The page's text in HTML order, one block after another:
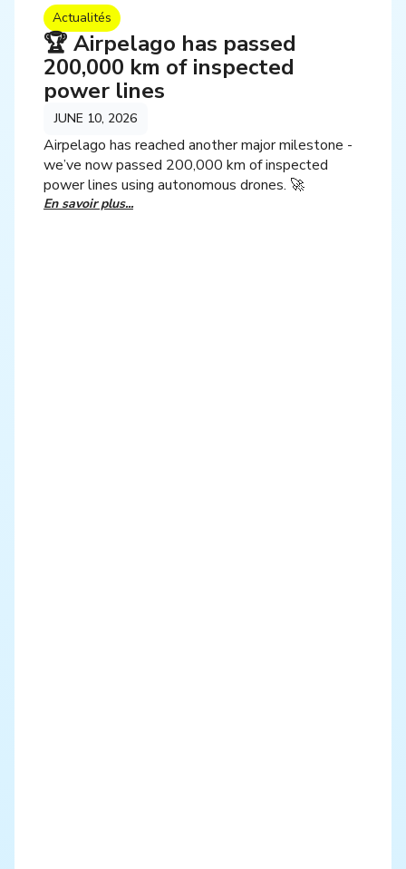
Actualités
🏆 Airpelago has passed
200,000 km of inspected
power lines
JUNE 10, 2026
Airpelago has reached another major milestone -
we’ve now passed 200,000 km of inspected
power lines using autonomous drones. 🚀
En savoir plus...